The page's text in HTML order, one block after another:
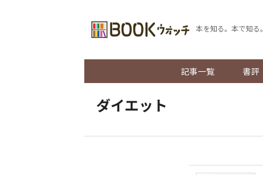
本を知る。本で知る。
記事一覧 書評
ダイエット